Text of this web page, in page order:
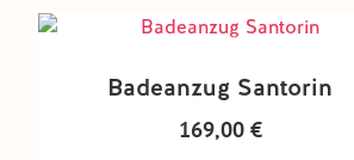
Badeanzug Santorin
169,00 €